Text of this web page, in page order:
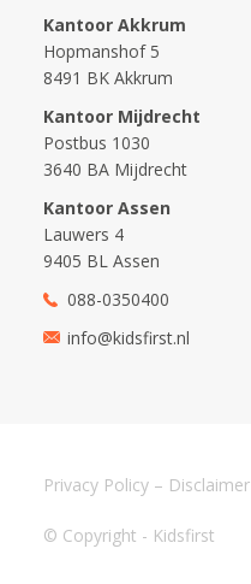
Kantoor Akkrum
Hopmanshof 5
8491 BK Akkrum
Kantoor Mijdrecht
Postbus 1030
3640 BA Mijdrecht
Kantoor Assen
Lauwers 4
9405 BL Assen
088-0350400
info@kidsfirst.nl
© Copyright - Kidsfirst
Privacy Policy – Disclaimer